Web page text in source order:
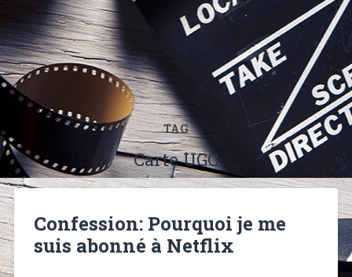
TAG
Carte UGC
Confession: Pourquoi je me
suis abonné à Netflix